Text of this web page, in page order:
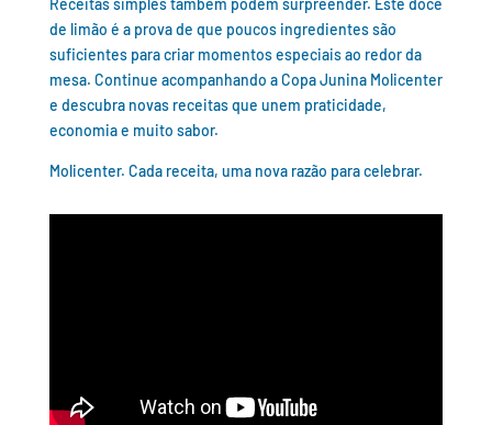
de limão é a prova de que poucos ingredientes são
suficientes para criar momentos especiais ao redor da
mesa. Continue acompanhando a Copa Junina Molicenter
e descubra novas receitas que unem praticidade,
economia e muito sabor.
Molicenter. Cada receita, uma nova razão para celebrar.